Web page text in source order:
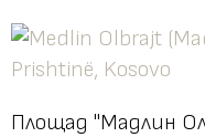
Площад "Мадлин